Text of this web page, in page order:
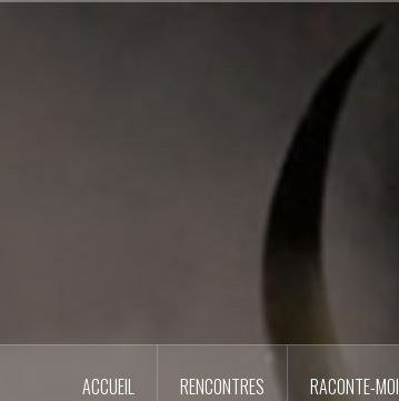
ACCUEIL RENCONTRES RACONTE-MOI